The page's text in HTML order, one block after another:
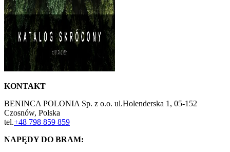
KONTAKT
BENINCA POLONIA Sp. z o.o. ul.Holenderska 1, 05-152
Czosnów, Polska
tel.+48 798 859 859
NAPĘDY DO BRAM: